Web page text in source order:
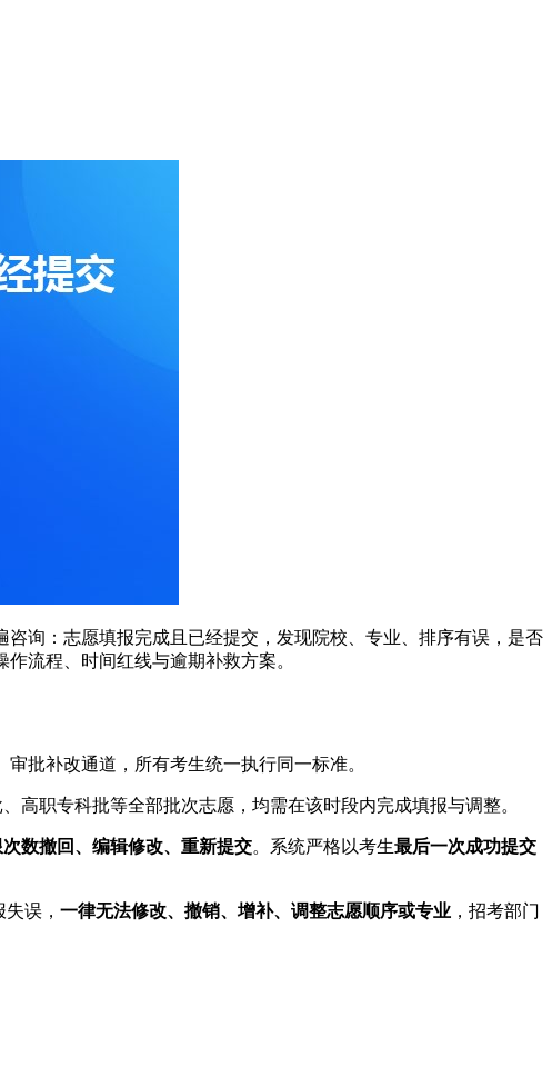
询：志愿填报完成且已经提交，发现院校、专业、排序有误，是否
流程、时间红线与逾期补救方案。
批补改通道，所有考生统一执行同一标准。
高职专科批等全部批次志愿，均需在该时段内完成填报与调整。
数撤回、编辑修改、重新提交。系统严格以考生最后一次成功提交
误， 一律无法修改、撤销、增补、调整志愿顺序或专业 ，招考部门